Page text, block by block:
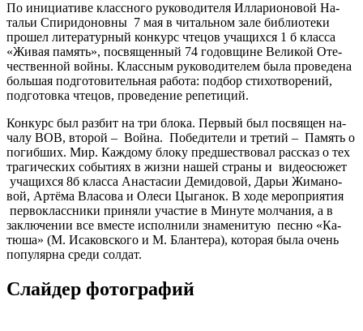
По ини­ци­ати­ве класс­но­го ру­ково­дите­ля Ил­ла­ри­оно­вой На­
тальи Спи­ридо­нов­ны 7 мая в чи­таль­ном за­ле биб­ли­оте­ки
про­шел ли­тера­тур­ный кон­курс чте­цов уча­щих­ся 1 б клас­са
«Жи­вая па­мять», пос­вя­щен­ный 74 го­дов­щи­не Ве­ликой Оте­
чест­вен­ной вой­ны. Класс­ным ру­ково­дите­лем бы­ла про­веде­на
боль­шая под­го­тови­тель­ная ра­бота: под­бор сти­хот­во­рений,
под­го­тов­ка чте­цов, про­веде­ние ре­пети­ций.
Кон­курс был раз­бит на три бло­ка. Пер­вый был пос­вя­щен на­
чалу ВОВ, вто­рой – Вой­на. По­беди­тели и тре­тий – Па­мять о
по­гиб­ших. Мир. Каж­до­му бло­ку пред­шест­во­вал расс­каз о тех
тра­гичес­ких со­быти­ях в жиз­ни на­шей стра­ны и ви­де­осю­жет
уча­щих­ся 8б клас­са Анас­та­сии Де­мидо­вой, Дарьи Жи­мано­
вой, Ар­тё­ма Вла­сова и Оле­си Цы­ганок. В хо­де ме­роп­ри­ятия
пер­вокласс­ни­ки при­няли учас­тие в Ми­нуте мол­ча­ния, а в
зак­лю­чении все вмес­те ис­полни­ли зна­мени­тую пес­ню «Ка­
тюша» (М. Иса­ковс­ко­го и М. Блан­те­ра), ко­торая бы­ла очень
по­пуляр­на сре­ди сол­дат.
Слайдер фотографий